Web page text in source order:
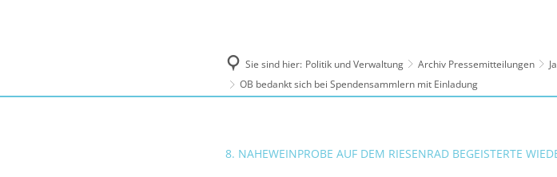
Sie sind hier: Politik und Verwaltung Archiv Pressemitteilungen
OB bedankt sich bei Spendensammlern mit Einladung
8. NAHEWEINPROBE AUF DEM RIESENRAD BEGEISTERTE